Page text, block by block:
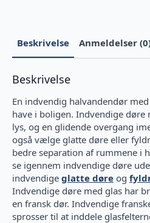
Beskrivelse Anmeldelser
Beskrivelse
En indvendig halvandendør
have i boligen. Indvendige døre
lys, og en glidende overgang
også vælge glatte døre eller
bedre separation af rummene i
se igennem indvendige døre
indvendige glatte døre og
Indvendige døre med glas har
en fransk dør. Indvendige
sprosser til at inddele